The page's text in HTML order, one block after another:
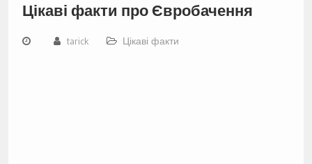
Цікаві факти про Євробачення
tarick Цікаві факти